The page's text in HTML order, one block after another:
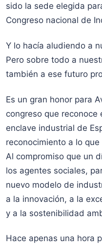
sido la sede elegida
Congreso nacional de
Y lo hacía aludiendo a
Pero sobre todo a
también a ese futuro
Es un gran honor para
congreso que reconoce
enclave industrial de
reconocimiento a lo
Al compromiso que un
los agentes sociales,
nuevo modelo de
a la innovación, a la
y a la sostenibilidad
Hace apenas una hora